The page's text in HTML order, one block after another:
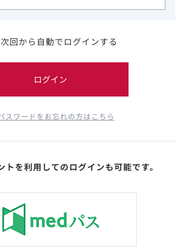
次回から自動でログインする
ログイン
スワードをお忘れの方はこちら
トを利用してのログインも可能です。